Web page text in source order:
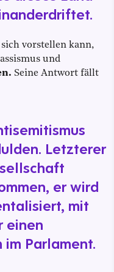
vorstellen kann,
und
Seine Antwort fällt
Letzterer
er wird
mit
einen
Parlament.